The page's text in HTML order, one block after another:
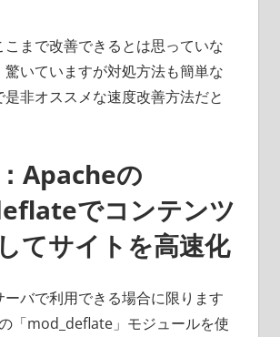
こまで改善できるとは思っていな
いていますが対処方法も簡単な
非オススメな速度改善方法だと
Apacheの
でコンテンツ
てサイトを高速化
ーバで利用できる場合に限ります
「mod_deflate」モジュールを使